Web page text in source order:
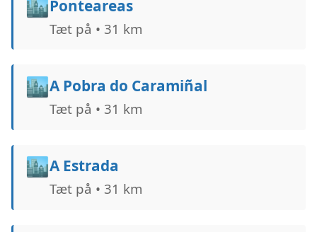
🏙️Ponteareas
Tæt på • 31 km
🏙️A Pobra do Caramiñal
Tæt på • 31 km
🏙️A Estrada
Tæt på • 31 km